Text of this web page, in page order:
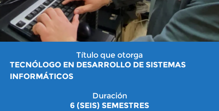
Título que otorga
TECNÓLOGO EN DESARROLLO DE SISTEMAS
INFORMÁTICOS
Duración
6 (SEIS) SEMESTRES